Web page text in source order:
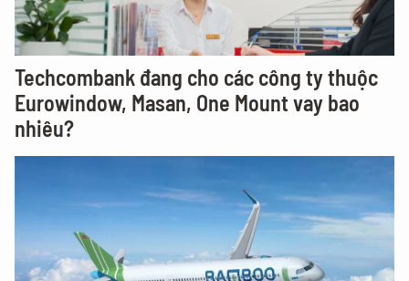
Techcombank đang cho các công ty thuộc
Eurowindow, Masan, One Mount vay bao
nhiêu?